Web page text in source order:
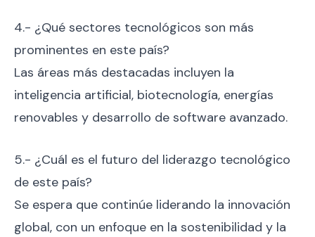
4.- ¿Qué sectores tecnológicos son más
prominentes en este país?
Las áreas más destacadas incluyen la
inteligencia artificial, biotecnología, energías
renovables y desarrollo de software avanzado.
5.- ¿Cuál es el futuro del liderazgo tecnológico
de este país?
Se espera que continúe liderando la innovación
global, con un enfoque en la sostenibilidad y la